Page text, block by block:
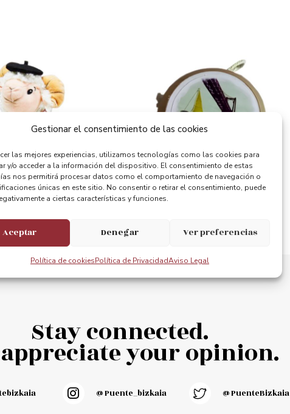
Gestionar el consentimiento de las cookies
las mejores experiencias, utilizamos tecnologías como las cookies para
y/o acceder a la información del dispositivo. El consentimiento de estas
nos permitirá procesar datos como el comportamiento de navegación o
únicas en este sitio. No consentir o retirar el consentimiento, puede
a ciertas características y funciones.
Aceptar Denegar Ver preferencias
Política de cookiesPolítica de PrivacidadAviso Legal
3.50
Stay connected.
your opinion.
@puente_bizkaia @PuenteBizkaia